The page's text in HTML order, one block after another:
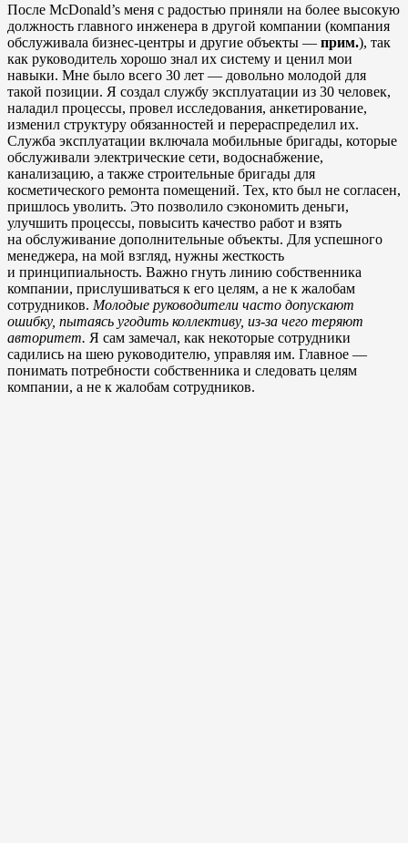
После McDonald’s меня с радостью приняли на более высокую
должность главного инженера в другой компании (компания
обслуживала бизнес-центры и другие объекты — прим.), так
как руководитель хорошо знал их систему и ценил мои
навыки. Мне было всего 30 лет — довольно молодой для
такой позиции. Я создал службу эксплуатации из 30 человек,
наладил процессы, провел исследования, анкетирование,
изменил структуру обязанностей и перераспределил их.
Служба эксплуатации включала мобильные бригады, которые
обслуживали электрические сети, водоснабжение,
канализацию, а также строительные бригады для
косметического ремонта помещений. Тех, кто был не согласен,
пришлось уволить. Это позволило сэкономить деньги,
улучшить процессы, повысить качество работ и взять
на обслуживание дополнительные объекты. Для успешного
менеджера, на мой взгляд, нужны жесткость
и принципиальность. Важно гнуть линию собственника
компании, прислушиваться к его целям, а не к жалобам
сотрудников. Молодые руководители часто допускают
ошибку, пытаясь угодить коллективу, из-за чего теряют
авторитет. Я сам замечал, как некоторые сотрудники
садились на шею руководителю, управляя им. Главное —
понимать потребности собственника и следовать целям
компании, а не к жалобам сотрудников.